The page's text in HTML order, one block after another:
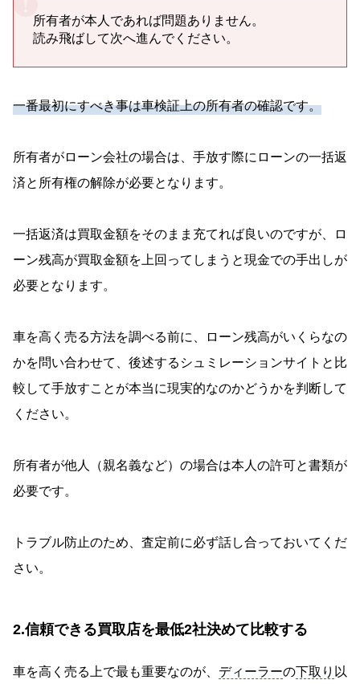
所有者が本人であれば問題ありません。
読み飛ばして次へ進んでください。
一番最初にすべき事は車検証上の所有者の確認です。
所有者がローン会社の場合は、手放す際にローンの一括返
済と所有権の解除が必要となります。
一括返済は買取金額をそのまま充てれば良いのですが、ロ
ーン残高が買取金額を上回ってしまうと現金での手出しが
必要となります。
車を高く売る方法を調べる前に、ローン残高がいくらなの
かを問い合わせて、後述するシュミレーションサイトと比
較して手放すことが本当に現実的なのかどうかを判断して
ください。
所有者が他人（親名義など）の場合は本人の許可と書類が
必要です。
トラブル防止のため、査定前に必ず話し合っておいてくだ
さい。
2.信頼できる買取店を最低2社決めて比較する
車を高く売る上で最も重要なのが、 ディーラーの下取り 以